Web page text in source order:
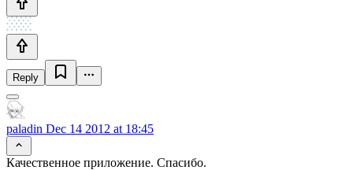
Reply
paladin Dec 14 2012 at 18:45
Качественное приложение. Спасибо.